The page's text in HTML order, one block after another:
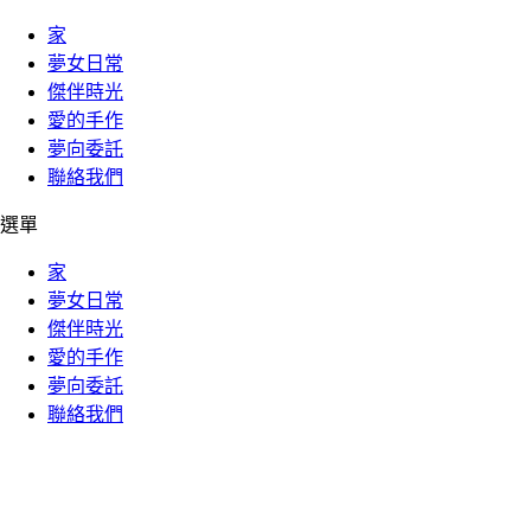
家
夢女日常
傑伴時光
愛的手作
夢向委託
聯絡我們
選單
家
夢女日常
傑伴時光
愛的手作
夢向委託
聯絡我們